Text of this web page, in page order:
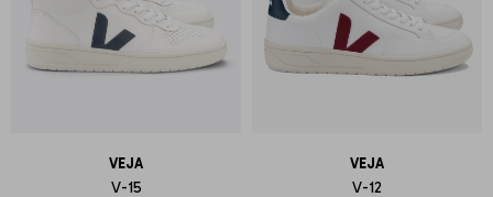
VEJA
V-15
VEJA
V-12